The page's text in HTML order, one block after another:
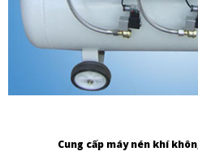
Cung cấp máy nén khí